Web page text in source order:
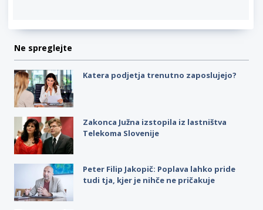
Ne spreglejte
Katera podjetja trenutno zaposlujejo?
Zakonca Južna izstopila iz lastništva
Telekoma Slovenije
Peter Filip Jakopič: Poplava lahko pride
tudi tja, kjer je nihče ne pričakuje